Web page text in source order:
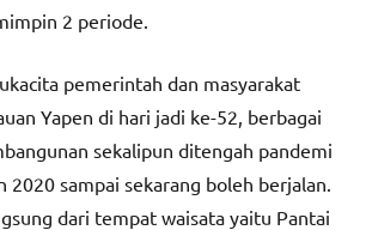
2 periode.
pemerintah dan masyarakat
Yapen di hari jadi ke-52, berbagai
sekalipun ditengah pandemi
2020 sampai sekarang boleh berjalan.
dari tempat waisata yaitu Pantai